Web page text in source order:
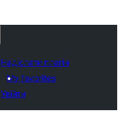
Надіслати плагін
My favorites
Увійти